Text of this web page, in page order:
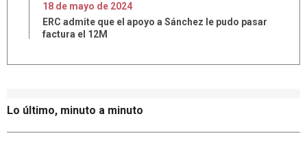
Lo último, minuto a minuto
18 de mayo de 2024
ERC admite que el apoyo a Sánchez le pudo pasar
factura el 12M